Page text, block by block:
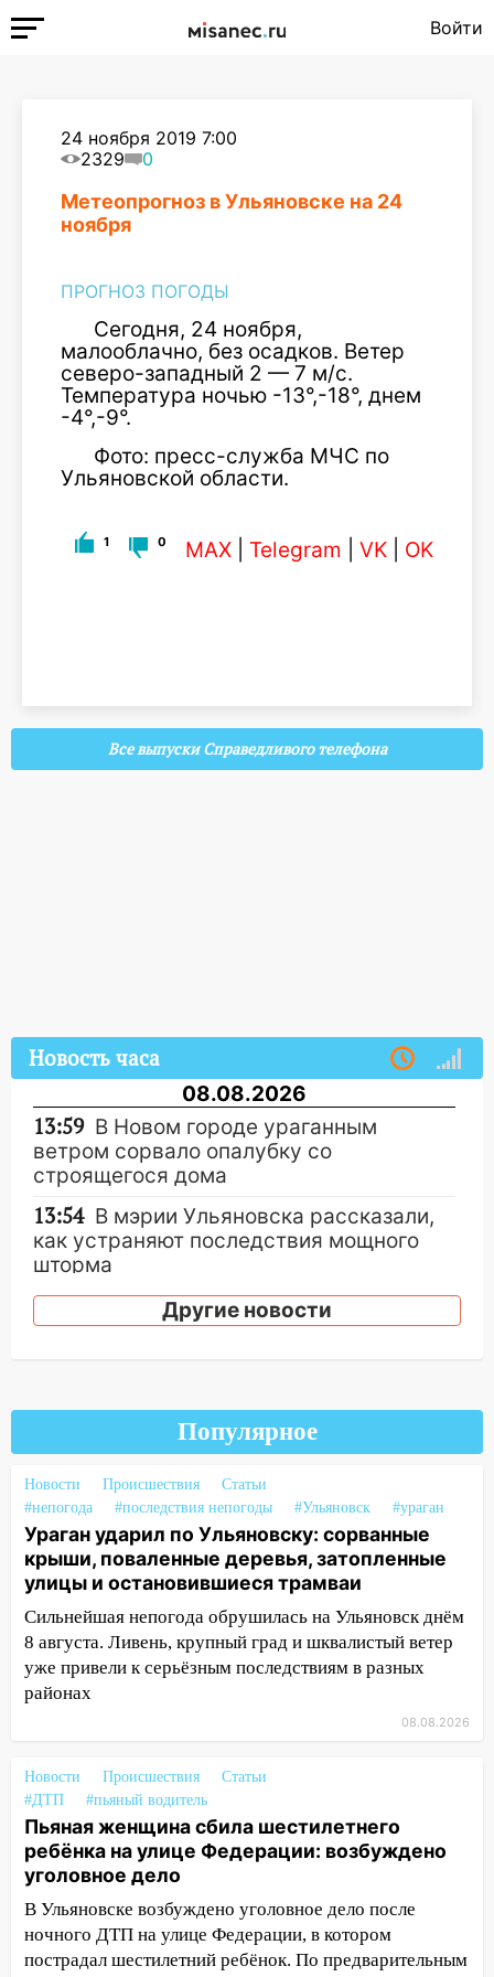
Войти
24 ноября 2019 7:00
2329
0
Метеопрогноз в Ульяновске на 24
ноября
ПРОГНОЗ ПОГОДЫ
Сегодня, 24 ноября,
малооблачно, без осадков. Ветер
северо-западный 2 — 7 м/с.
Температура ночью -13°,-18°, днем
-4°,-9°.
Фото: пресс-служба МЧС по
Ульяновской области.
1 0 MAX Telegram VK OK
Все выпуски Справедливого телефона
Новость часа
08.08.2026
13:59 В Новом городе ураганным
ветром сорвало опалубку со
строящегося дома
13:54 В мэрии Ульяновска рассказали,
как устраняют последствия мощного
шторма
13:49
Стихия продолжает крушить
Ульяновск: дерево рухнуло на дом на
ветром вырвало дерево с корнем
13:46 Сильный ветер сорвал крышу с
СТО на проспекте Созидателей
13:35 Непогода продолжает бить по
транспорту: в Ульяновске трамвай
сошёл с рельсов
13:22 Упавшие деревья перекрыли
дороги в Ульяновске: фото
13:17 Непогода в Ульяновске не
закончится сегодня: сильные ливни
13:15
Трижды «брал в долг» без спроса:
житель Вешкаймского района похитил у
знакомого 191 тысячу рублей
13:14 Ураган оторвал светофор на
проспекте Филатова в Ульяновске
13:12 Дерево пробило крышу дома на
Новгородской в Ульяновске и рухнуло
Другие новости
Популярное
Новости Происшествия
Статьи
#непогода
#последствия непогоды #Ульяновск #ураган
Ураган ударил по Ульяновску: сорванные
крыши, поваленные деревья, затопленные
улицы и остановившиеся трамваи
Сильнейшая непогода обрушилась на Ульяновск днём
8 августа. Ливень, крупный град и шквалистый ветер
уже привели к серьёзным последствиям в разных
районах
08.08.2026
Новости Происшествия
Статьи
#ДТП
#пьяный водитель
Пьяная женщина сбила шестилетнего
ребёнка на улице Федерации: возбуждено
уголовное дело
В Ульяновске возбуждено уголовное дело после
ночного ДТП на улице Федерации, в котором
пострадал шестилетний ребёнок. По предварительным